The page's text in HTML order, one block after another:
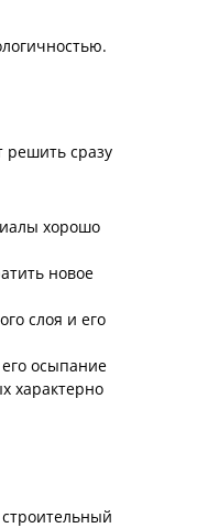
решить сразу
хорошо
новое
слоя и его
осыпание
характерно